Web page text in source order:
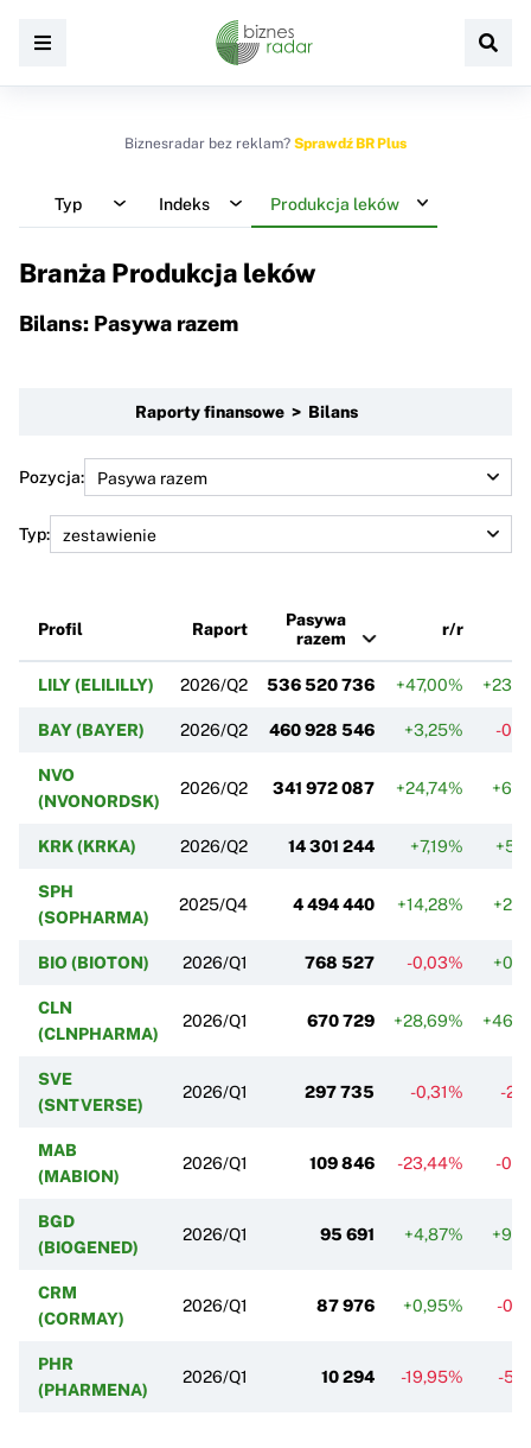
Biznesradar bez reklam? Sprawdź BR Plus
Typ Indeks Produkcja leków
Branża Produkcja leków
Bilans: Pasywa razem
Raporty finansowe > Bilans
Pozycja:
Typ:
Profil Raport
Pasywa
razem
r/r
LILY (ELILILLY) 2026/Q2 536 520 736 +47,00%
BAY (BAYER) 2026/Q2 460 928 546 +3,25% -
NVO
(NVONORDSK)
2026/Q2 341 972 087 +24,74%
KRK (KRKA) 2026/Q2 14 301 244 +7,19%
SPH
(SOPHARMA)
2025/Q4 4 494 440 +14,28%
BIO (BIOTON) 2026/Q1 768 527 -0,03%
CLN
(CLNPHARMA)
2026/Q1 670 729 +28,69%
SVE
(SNTVERSE)
2026/Q1 297 735 -0,31% -
MAB
(MABION)
2026/Q1 109 846 -23,44% -
BGD
(BIOGENED)
2026/Q1 95 691 +4,87%
CRM
(CORMAY)
2026/Q1 87 976 +0,95% -
PHR
(PHARMENA)
2026/Q1 10 294 -19,95% -